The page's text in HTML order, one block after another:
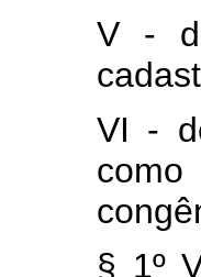
V -
VI -
como
§ 1º